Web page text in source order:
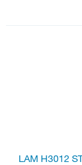
LAM H3012